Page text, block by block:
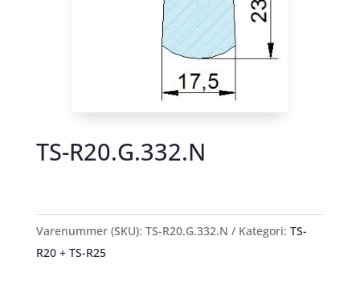
TS-R20.G.332.N
Varenummer (SKU): TS-R20.G.332.N Kategori: TS-
R20 + TS-R25